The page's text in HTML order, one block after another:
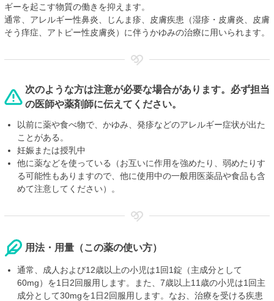
ギーを起こす物質の働きを抑えます。
通常、アレルギー性鼻炎、じんま疹、皮膚疾患（湿疹・皮膚炎、皮膚
そう痒症、アトピー性皮膚炎）に伴うかゆみの治療に用いられます。
次のような方は注意が必要な場合があります。必ず担当
の医師や薬剤師に伝えてください。
以前に薬や食べ物で、かゆみ、発疹などのアレルギー症状が出た
ことがある。
妊娠または授乳中
他に薬などを使っている（お互いに作用を強めたり、弱めたりす
る可能性もありますので、他に使用中の一般用医薬品や食品も含
めて注意してください）。
用法・用量（この薬の使い方）
通常、成人および12歳以上の小児は1回1錠（主成分として
60mg）を1日2回服用します。また、7歳以上11歳の小児は1回主
成分として30mgを1日2回服用します。なお、治療を受ける疾患